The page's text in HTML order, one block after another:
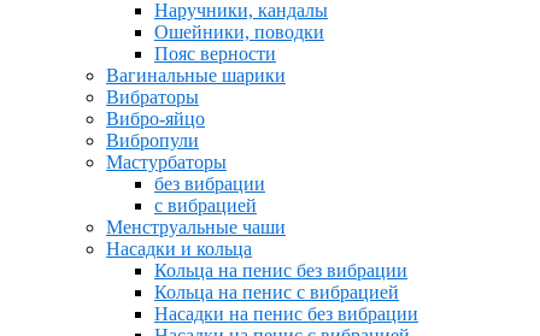
Наручники, кандалы
Ошейники, поводки
Пояс верности
Вагинальные шарики
Вибраторы
Вибро-яйцо
Вибропули
Мастурбаторы
без вибрации
с вибрацией
Менструальные чаши
Насадки и кольца
Кольца на пенис без вибрации
Кольца на пенис с вибрацией
Насадки на пенис без вибрации